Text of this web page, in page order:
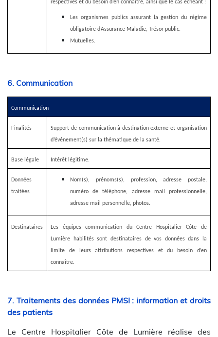
respectives et du besoin d’en connaître, ainsi que le cas échéant :
Les organismes publics assurant la gestion du régime
obligatoire d’Assurance Maladie, Trésor public.
Mutuelles.
6. Communication
Communication
Finalités
Support de communication à destination externe et organisation
d’événement(s) sur la thématique de la santé.
Base légale Intérêt légitime.
Données
traitées
Nom(s), prénoms(s), profession, adresse postale,
numéro de téléphone, adresse mail professionnelle,
adresse mail personnelle, photos.
Destinataires
Les équipes communication du Centre Hospitalier Côte de
Lumière habilités sont destinataires de vos données dans la
limite de leurs attributions respectives et du besoin d’en
connaître.
7. Traitements des données PMSI : information et droits
des patients
Le Centre Hospitalier Côte de Lumière réalise des